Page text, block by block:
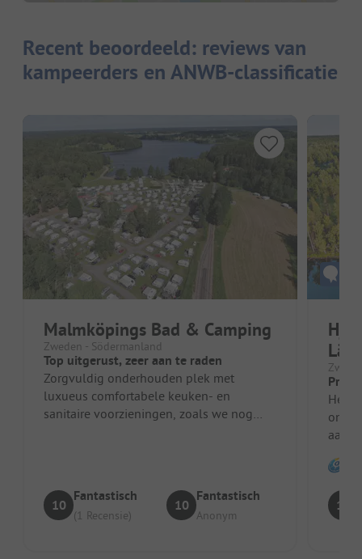
Recent beoordeeld: reviews van
kampeerders en ANWB-classificatie
Malmköpings Bad & Camping
Zweden - Södermanland
Top uitgerust, zeer aan te raden
Zorgvuldig onderhouden plek met
luxueus comfortabele keuken- en
sanitaire voorzieningen, zoals we nog
10
Fantastisch
(1 Recensie)
10
Fantastisch
Anonym
nacht
10